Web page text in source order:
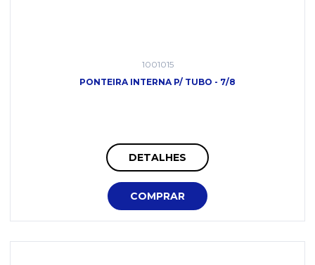
1001015
PONTEIRA INTERNA P/ TUBO - 7/8
DETALHES
COMPRAR